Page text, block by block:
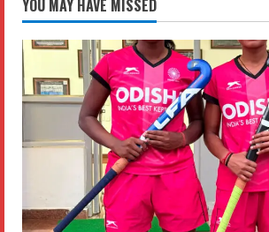
YOU MAY HAVE MISSED